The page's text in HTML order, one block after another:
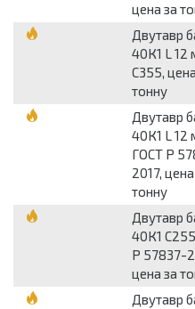
цена за
Двутавр
40К1 L 12
С355,
тонну
Двутавр
40К1 L 12
ГОСТ Р
2017,
тонну
Двутавр
40К1
Р 57837-
цена за
Двутавр